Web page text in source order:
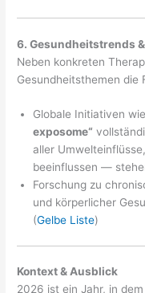
6. Gesundheitstrends
Neben konkreten
Gesundheitsthemen die
Globale Initiativen
exposome“
aller
beeinflussen —
Forschung zu
und körperlicher
(Gelbe Liste)
Kontext & Ausblick
2026 ist ein Jahr, in